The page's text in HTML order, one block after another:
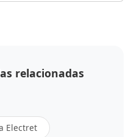
relacionadas
Electret